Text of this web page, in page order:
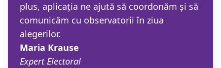
plus, aplicația ne ajută să coordonăm și să
comunicăm cu observatorii în ziua
alegerilor.
Maria Krause
Expert Electoral